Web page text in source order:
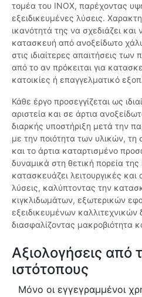
τομέα του ΙΝΟΧ, παρέχοντας
εξειδικευμένες λύσεις.
ικανότητά της να σχεδιάζει
κατασκευή από ανοξείδωτο
στις ιδιαίτερες απαιτήσεις
από το αν πρόκειται για
κατοικίες ή επαγγελματικό
Κάθε έργο προσεγγίζεται ως
αριστεία και σε άρτια
διαρκής υποστήριξη μετά την
με την ποιότητα των υλικών, τη
και το άρτια καταρτισμένο
δυναμικά στη θετική πορεία
κατασκευάζει λειτουργικές και
λύσεις, καλύπτοντας την
κιγκλιδωμάτων, εξωτερικών
εξειδικευμένων καλλιτεχνικών
διασφαλίζοντας μακροβιότητα
Αξιολογήσεις από
ιστότοπους
Μόνο οι εγγεγραμμένοι